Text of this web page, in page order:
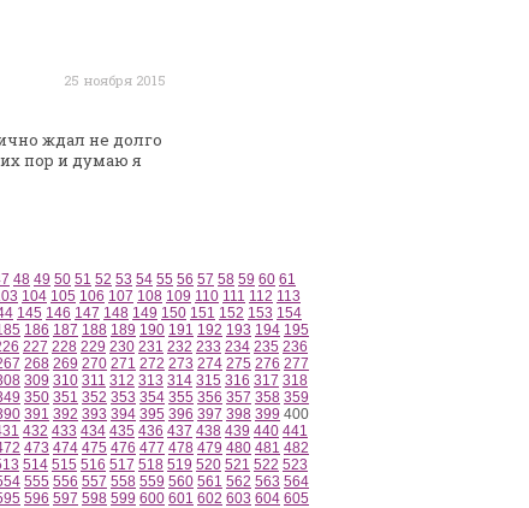
25 ноября 2015
ждал не долго
пор и думаю я
48 49 50 51 52 53 54 55 56 57 58 59 60 61
104 105 106 107 108 109 110 111 112 113
145 146 147 148 149 150 151 152 153 154
186 187 188 189 190 191 192 193 194 195
227 228 229 230 231 232 233 234 235 236
268 269 270 271 272 273 274 275 276 277
309 310 311 312 313 314 315 316 317 318
350 351 352 353 354 355 356 357 358 359
391 392 393 394 395 396 397 398 399 400
432 433 434 435 436 437 438 439 440 441
473 474 475 476 477 478 479 480 481 482
514 515 516 517 518 519 520 521 522 523
555 556 557 558 559 560 561 562 563 564
596 597 598 599 600 601 602 603 604 605